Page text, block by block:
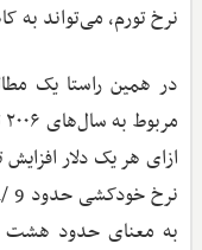
نرخ تورم، می‌تواند
ازای هر یک دلار
به معنای حدود هشت